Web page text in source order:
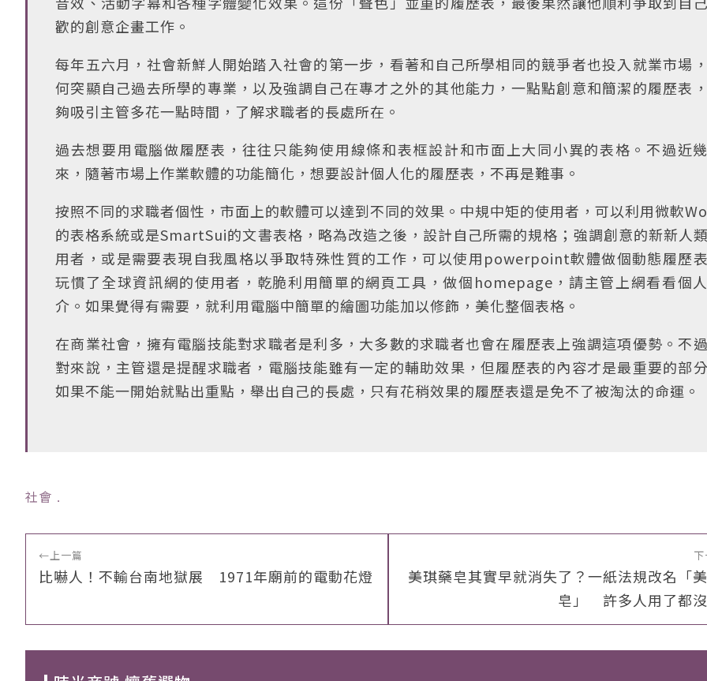
歡的創意企畫工作。
每年五六月，社會新鮮人開始踏入社會的第一步，看著和自己所學相同的競爭者也投入就業市場
何突顯自己過去所學的專業，以及強調自己在專才之外的其他能力，一點點創意和簡潔的履歷表
夠吸引主管多花一點時間，了解求職者的長處所在。
過去想要用電腦做履歷表，往往只能夠使用線條和表框設計和市面上大同小異的表格。不過近
來，隨著市場上作業軟體的功能簡化，想要設計個人化的履歷表，不再是難事。
按照不同的求職者個性，市面上的軟體可以達到不同的效果。中規中矩的使用者，可以利用微軟
的表格系統或是SmartSui的文書表格，略為改造之後，設計自己所需的規格；強調創意的新新人
用者，或是需要表現自我風格以爭取特殊性質的工作，可以使用powerpoint軟體做個動態履歷表
玩慣了全球資訊網的使用者，乾脆利用簡單的網頁工具，做個homepage，請主管上網看看個
介。如果覺得有需要，就利用電腦中簡單的繪圖功能加以修飾，美化整個表格。
在商業社會，擁有電腦技能對求職者是利多，大多數的求職者也會在履歷表上強調這項優勢。不
對來說，主管還是提醒求職者，電腦技能雖有一定的輔助效果，但履歷表的內容才是最重要的部分
如果不能一開始就點出重點，舉出自己的長處，只有花稍效果的履歷表還是免不了被淘汰的命運。
社會 ﹒
←上一篇
比嚇人！不輸台南地獄展 1971年廟前的電動花燈
美琪藥皂其實早就消失了？一紙法規改名「
皂」 許多人用了都